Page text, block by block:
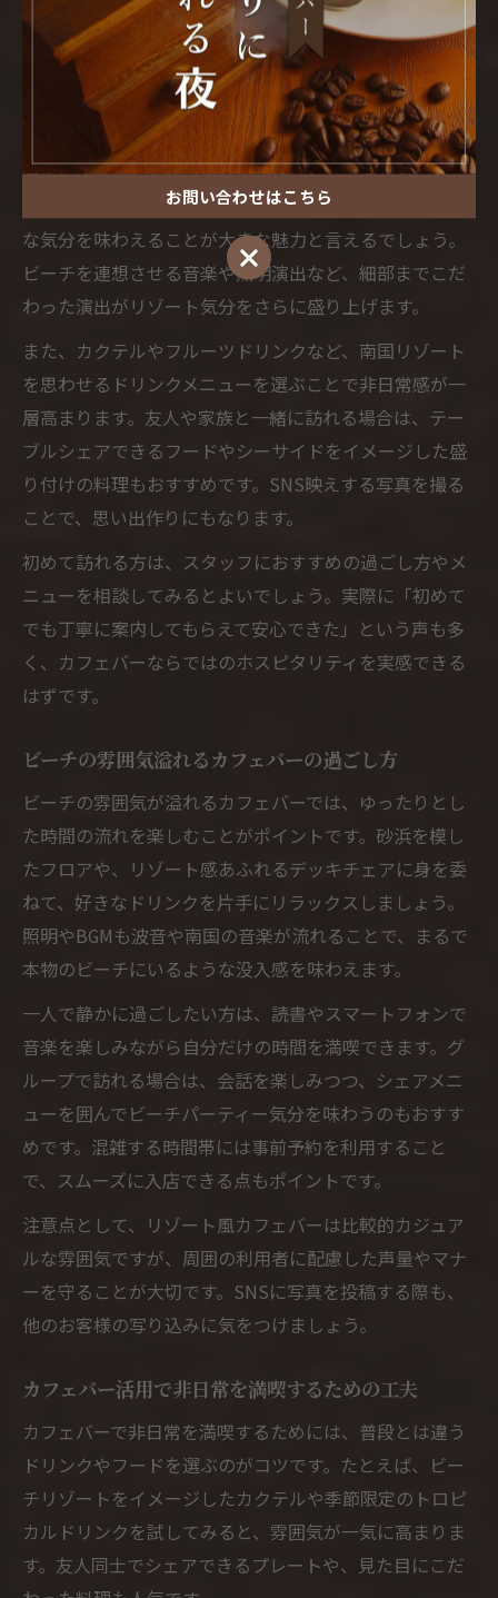
で満喫する方法
カフェバーでリゾート気分を味わう楽しみ方
カフェバーでリゾート気分を味わいたい方には、砂浜や
海をイメージしたインテリアが施された空間が特におす
すめです。都会の喧騒から離れた雰囲気の中で、開放的
な気分を味わえることが大きな魅力と言えるでしょう。
ビーチを連想させる音楽や照明演出など、細部までこだ
わった演出がリゾート気分をさらに盛り上げます。
また、カクテルやフルーツドリンクなど、南国リゾート
を思わせるドリンクメニューを選ぶことで非日常感が一
層高まります。友人や家族と一緒に訪れる場合は、テー
ブルシェアできるフードやシーサイドをイメージした盛
り付けの料理もおすすめです。SNS映えする写真を撮る
ことで、思い出作りにもなります。
初めて訪れる方は、スタッフにおすすめの過ごし方やメ
ニューを相談してみるとよいでしょう。実際に「初めて
でも丁寧に案内してもらえて安心できた」という声も多
く、カフェバーならではのホスピタリティを実感できる
はずです。
ビーチの雰囲気溢れるカフェバーの過ごし方
ビーチの雰囲気が溢れるカフェバーでは、ゆったりとし
た時間の流れを楽しむことがポイントです。砂浜を模し
たフロアや、リゾート感あふれるデッキチェアに身を委
ねて、好きなドリンクを片手にリラックスしましょう。
照明やBGMも波音や南国の音楽が流れることで、まるで
本物のビーチにいるような没入感を味わえます。
一人で静かに過ごしたい方は、読書やスマートフォンで
音楽を楽しみながら自分だけの時間を満喫できます。グ
ループで訪れる場合は、会話を楽しみつつ、シェアメニ
ューを囲んでビーチパーティー気分を味わうのもおすす
めです。混雑する時間帯には事前予約を利用すること
で、スムーズに入店できる点もポイントです。
注意点として、リゾート風カフェバーは比較的カジュア
ルな雰囲気ですが、周囲の利用者に配慮した声量やマナ
ーを守ることが大切です。SNSに写真を投稿する際も、
他のお客様の写り込みに気をつけましょう。
カフェバー活用で非日常を満喫するための工夫
カフェバーで非日常を満喫するためには、普段とは違う
ドリンクやフードを選ぶのがコツです。たとえば、ビー
チリゾートをイメージしたカクテルや季節限定のトロピ
カルドリンクを試してみると、雰囲気が一気に高まりま
す。友人同士でシェアできるプレートや、見た目にこだ
お問い合わせはこちら
お問い合わせはこちら